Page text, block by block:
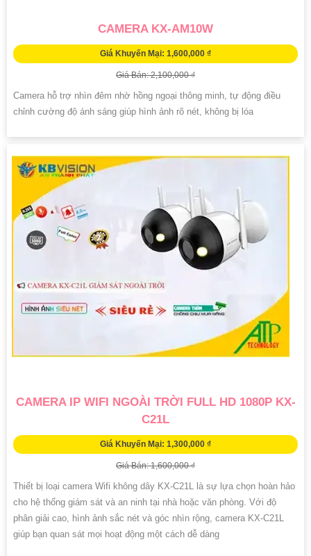
CAMERA KX-AM10W
Giá Khuyến Mại: 1,600,000 ₫
Giá Bán: 2,100,000 ₫
Camera hỗ trợ nhìn đêm nhờ hồng ngoại thông minh, tự động điều
chỉnh cường độ ánh sáng giúp hình ảnh rõ nét, không bị lóa
CAMERA IP WIFI NGOÀI TRỜI FULL HD 1080P KX-
C21L
Giá Khuyến Mại: 1,300,000 ₫
Giá Bán: 1,600,000 ₫
Thiết bị loại camera Wifi không dây KX-C21L là sự lựa chọn hoàn hảo
cho hệ thống giám sát và an ninh tại nhà hoặc văn phòng. Với độ
phân giải cao, hình ảnh sắc nét và góc nhìn rộng, camera KX-C21L
giúp bạn quan sát mọi hoạt động một cách dễ dàng